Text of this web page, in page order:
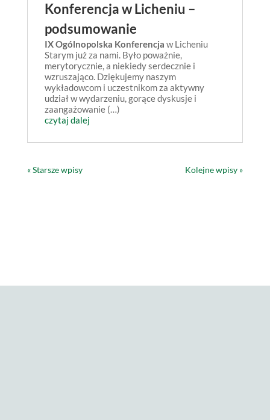
Konferencja w Licheniu –
podsumowanie
IX Ogólnopolska Konferencja w Licheniu
Starym już za nami. Było poważnie,
merytorycznie, a niekiedy serdecznie i
wzruszająco. Dziękujemy naszym
wykładowcom i uczestnikom za aktywny
udział w wydarzeniu, gorące dyskusje i
zaangażowanie (…)
czytaj dalej
« Starsze wpisy Kolejne wpisy »